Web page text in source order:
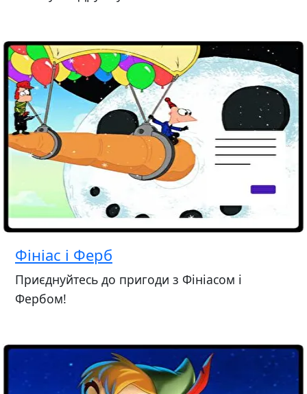
Фініас і Ферб
Приєднуйтесь до пригоди з Фініасом і
Фербом!